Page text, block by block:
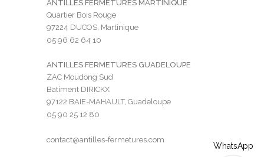
WhatsApp
ANTILLES FERMETURES MARTINIQUE
Quartier Bois Rouge
97224 DUCOS, Martinique
05 96 62 64 10
ANTILLES FERMETURES GUADELOUPE
ZAC Moudong Sud
Batiment DIRICKX
97122 BAIE-MAHAULT, Guadeloupe
05 90 25 12 80
contact@antilles-fermetures.com